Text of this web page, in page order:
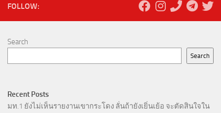
FOLLOW:
Search
Search
Recent Posts
มท.1 ยังไม่เห็นรายงานเขากระโดง ลั่นถ้ายังเยิ่นเย้อ จะตัดสินใจใน